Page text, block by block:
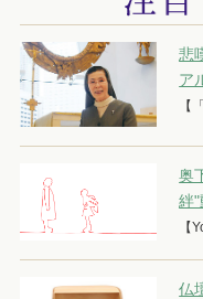
悲
ア
【
奥
絆"
【
仏